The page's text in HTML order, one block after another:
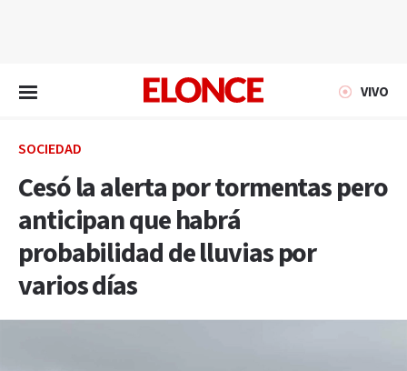
VIVO
SOCIEDAD
Cesó la alerta por tormentas pero
anticipan que habrá
probabilidad de lluvias por
varios días